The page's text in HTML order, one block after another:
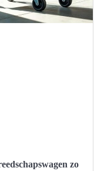
zo